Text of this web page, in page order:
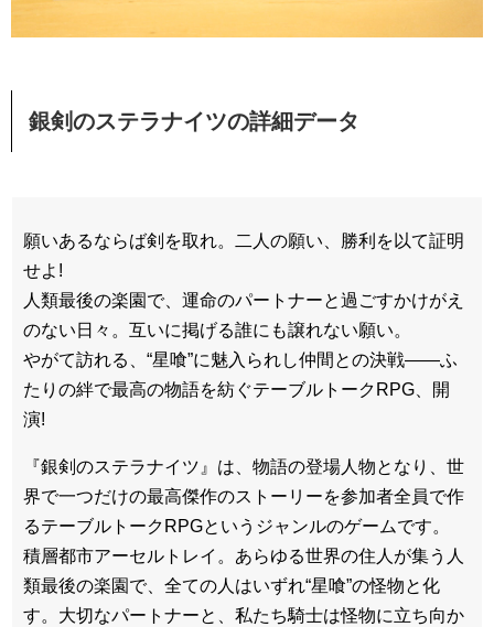
銀剣のステラナイツの詳細データ
願いあるならば剣を取れ。二人の願い、勝利を以て証明
せよ!
人類最後の楽園で、運命のパートナーと過ごすかけがえ
のない日々。互いに掲げる誰にも譲れない願い。
やがて訪れる、“星喰”に魅入られし仲間との決戦――ふ
たりの絆で最高の物語を紡ぐテーブルトークRPG、開
演!
『銀剣のステラナイツ』は、物語の登場人物となり、世
界で一つだけの最高傑作のストーリーを参加者全員で作
るテーブルトークRPGというジャンルのゲームです。
積層都市アーセルトレイ。あらゆる世界の住人が集う人
類最後の楽園で、全ての人はいずれ“星喰”の怪物と化
す。大切なパートナーと、私たち騎士は怪物に立ち向か